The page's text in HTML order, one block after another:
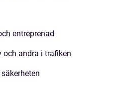
entreprenad
och andra i trafiken